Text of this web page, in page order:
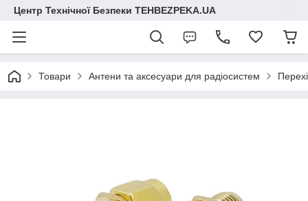
Центр Технічної Безпеки TEHBEZPEKA.UA
Товари Антени та аксесуари для радіосистем